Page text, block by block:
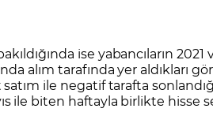
ise yabancıların 2021
alım tarafında yer aldıkları
satım ile negatif tarafta
ile biten haftayla birlikte hisse